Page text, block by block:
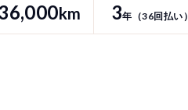
,000km 3年（36回払い）